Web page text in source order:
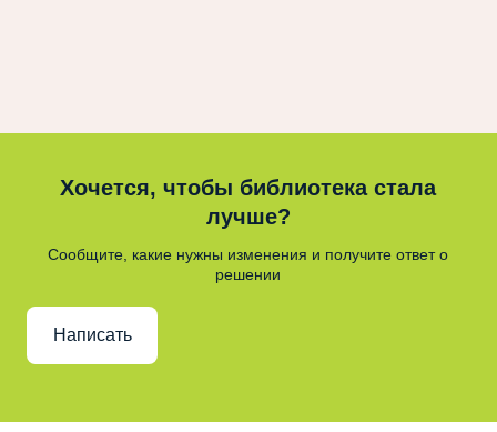
Хочется, чтобы библиотека стала
лучше?
Сообщите, какие нужны изменения и получите ответ о
решении
Написать